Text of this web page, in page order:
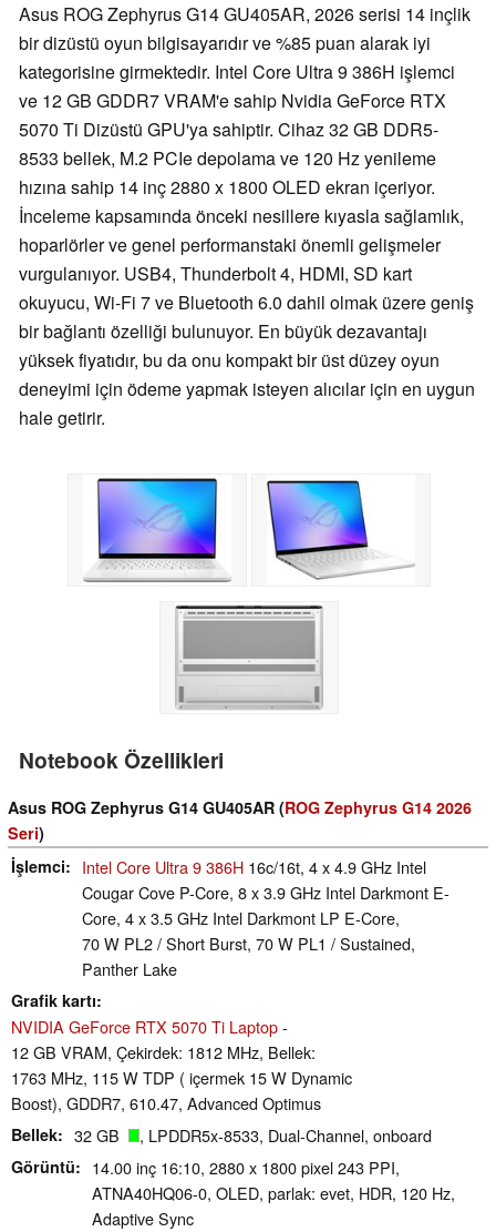
Asus ROG Zephyrus G14 GU405AR, 2026 serisi 14 inçlik
bir dizüstü oyun bilgisayarıdır ve %85 puan alarak iyi
kategorisine girmektedir. Intel Core Ultra 9 386H işlemci
ve 12 GB GDDR7 VRAM'e sahip Nvidia GeForce RTX
5070 Ti Dizüstü GPU'ya sahiptir. Cihaz 32 GB DDR5-
8533 bellek, M.2 PCIe depolama ve 120 Hz yenileme
hızına sahip 14 inç 2880 x 1800 OLED ekran içeriyor.
İnceleme kapsamında önceki nesillere kıyasla sağlamlık,
hoparlörler ve genel performanstaki önemli gelişmeler
vurgulanıyor. USB4, Thunderbolt 4, HDMI, SD kart
okuyucu, Wi-Fi 7 ve Bluetooth 6.0 dahil olmak üzere geniş
bir bağlantı özelliği bulunuyor. En büyük dezavantajı
yüksek fiyatıdır, bu da onu kompakt bir üst düzey oyun
deneyimi için ödeme yapmak isteyen alıcılar için en uygun
hale getirir.
Notebook Özellikleri
Asus ROG Zephyrus G14 GU405AR (ROG Zephyrus G14 2026
Seri)
İşlemci
Intel Core Ultra 9 386H 16c/16t, 4 x 4.9 GHz Intel
Cougar Cove P-Core, 8 x 3.9 GHz Intel Darkmont E-
Core, 4 x 3.5 GHz Intel Darkmont LP E-Core,
70 W PL2 / Short Burst, 70 W PL1 / Sustained,
Panther Lake
Grafik kartı
NVIDIA GeForce RTX 5070 Ti Laptop-
12 GB VRAM, Çekirdek: 1812 MHz, Bellek:
1763 MHz, 115 W TDP ( içermek 15 W Dynamic
Boost), GDDR7, 610.47, Advanced Optimus
Bellek 32 GB , LPDDR5x-8533, Dual-Channel, onboard
Görüntü
14.00 inç 16:10, 2880 x 1800 pixel 243 PPI,
ATNA40HQ06-0, OLED, parlak: evet, HDR, 120 Hz,
Adaptive Sync